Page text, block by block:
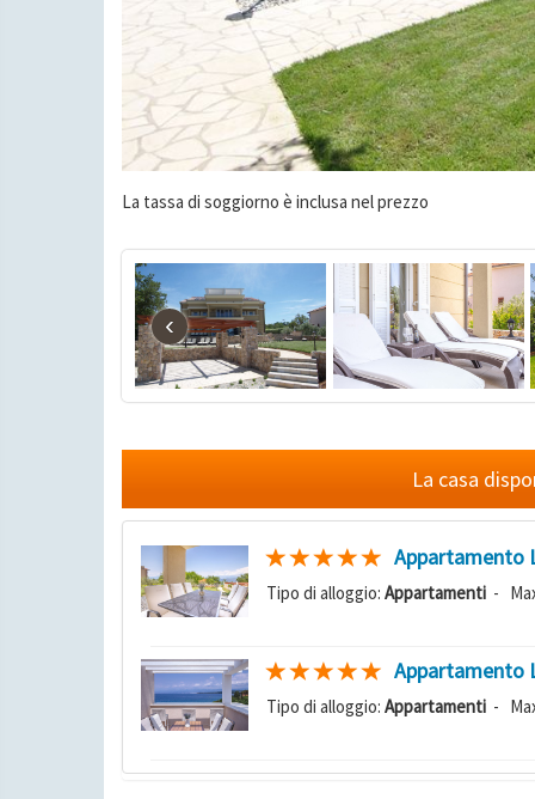
La tassa di soggiorno è inclusa nel prezzo
‹
La casa
Appartamento
Tipo di alloggio: Appartamenti -
Appartamento
Tipo di alloggio: Appartamenti -